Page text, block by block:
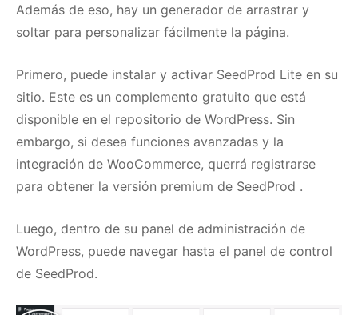
Además de eso, hay un generador de arrastrar y
soltar para personalizar fácilmente la página.
Primero, puede instalar y activar SeedProd Lite en su
sitio. Este es un complemento gratuito que está
disponible en el repositorio de WordPress. Sin
embargo, si desea funciones avanzadas y la
integración de WooCommerce, querrá registrarse
para obtener la versión premium de SeedProd .
Luego, dentro de su panel de administración de
WordPress, puede navegar hasta el panel de control
de SeedProd.